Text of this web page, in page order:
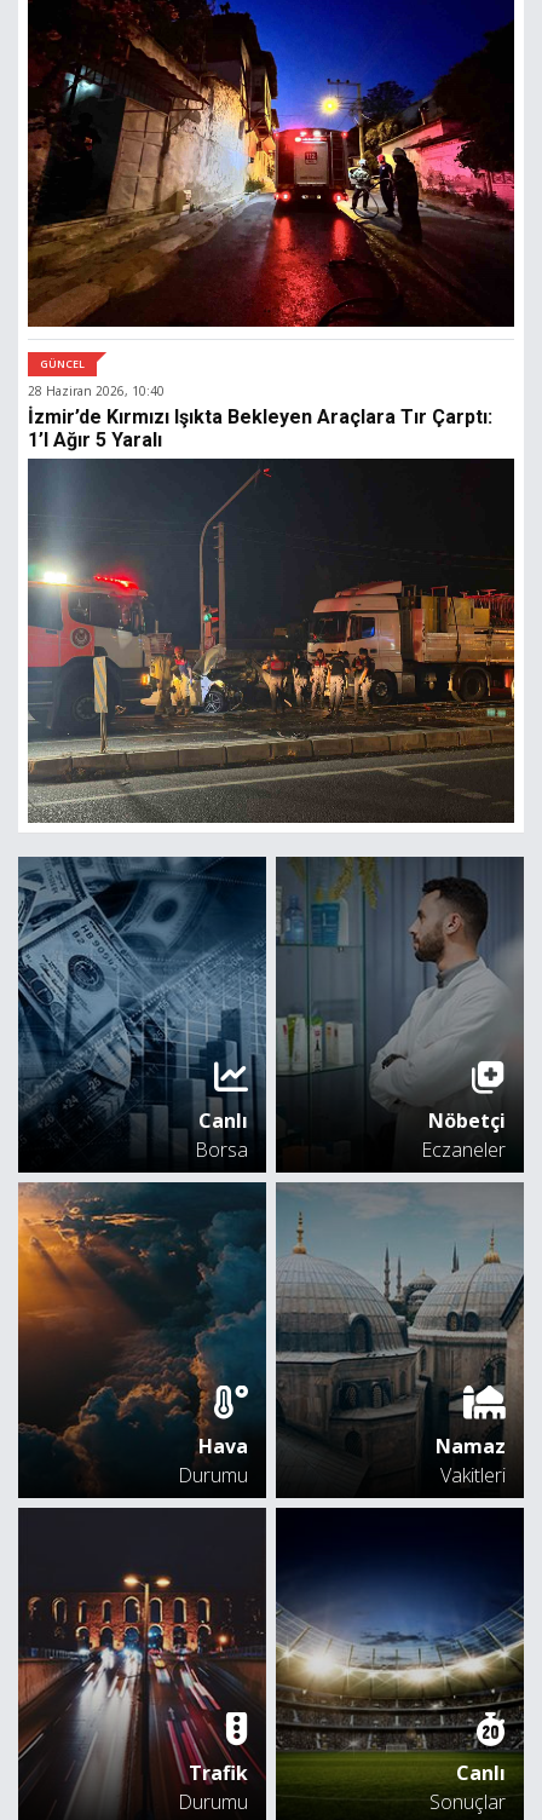
GÜNCEL
28 Haziran 2026, 10:40
İzmir’de Kırmızı Işıkta Bekleyen Araçlara Tır Çarptı:
1’i Ağır 5 Yaralı
Canlı
Borsa
Nöbetçi
Eczaneler
Hava
Durumu
Namaz
Vakitleri
Trafik
Durumu
Canlı
Sonuçlar